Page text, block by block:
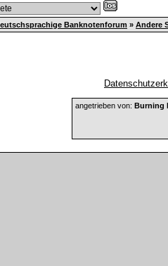
Banknotenforum » Andere
angetrieben von: Burning